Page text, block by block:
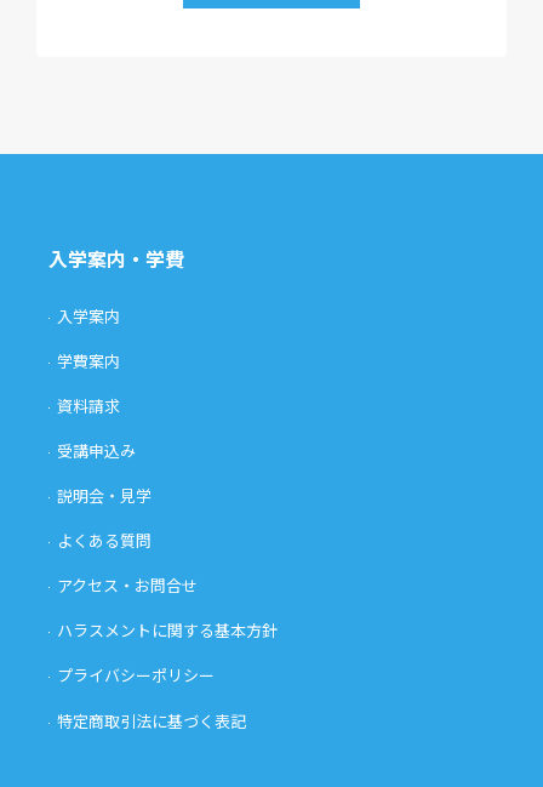
入学案内・学費
入学案内
学費案内
資料請求
受講申込み
説明会・見学
よくある質問
アクセス・お問合せ
ハラスメントに関する基本方針
プライバシーポリシー
特定商取引法に基づく表記